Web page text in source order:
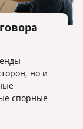
но и
спорные